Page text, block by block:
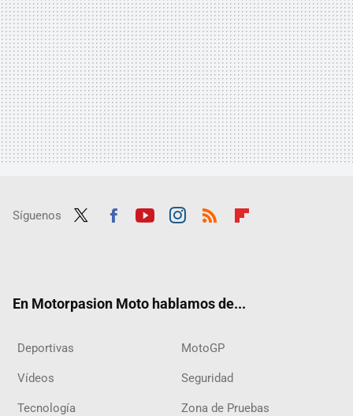
Síguenos
En Motorpasion Moto hablamos de...
Deportivas MotoGP
Vídeos Seguridad
Tecnología Zona de Pruebas